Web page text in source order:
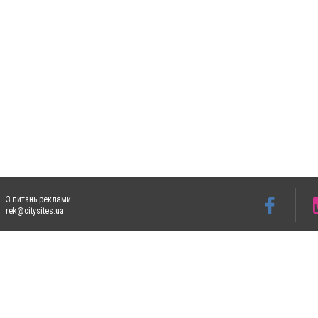
З питань реклами:
rek@citysites.ua